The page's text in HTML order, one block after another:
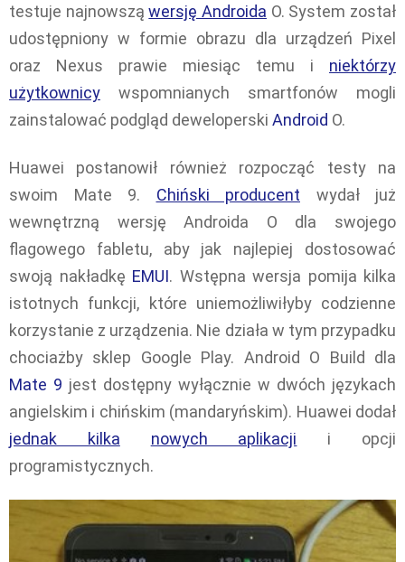
testuje najnowsząwersję Androida O. System został
udostępniony w formie obrazu dla urządzeń Pixel
oraz Nexus prawie miesiąc temu i niektórzy
użytkownicy wspomnianych smartfonów mogli
zainstalować podgląd deweloperski Android O.
Huawei postanowił również rozpocząć testy na
swoim Mate 9. Chiński producent wydał już
wewnętrzną wersję Androida O dla swojego
flagowego fabletu, aby jak najlepiej dostosować
swoją nakładkę EMUI. Wstępna wersja pomija kilka
istotnych funkcji, które uniemożliwiłyby codzienne
korzystanie z urządzenia. Nie działa w tym przypadku
chociażby sklep Google Play. Android O Build dla
Mate 9 jest dostępny wyłącznie w dwóch językach
angielskim i chińskim (mandaryńskim). Huawei dodał
jednak kilka
nowych aplikacji i opcji
programistycznych.